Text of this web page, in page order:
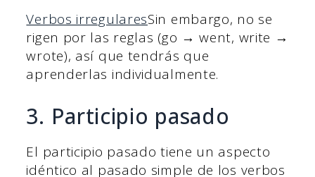
Verbos irregularesSin embargo, no se
rigen por las reglas (go → went, write →
wrote), así que tendrás que
aprenderlas individualmente.
3. Participio pasado
El participio pasado tiene un aspecto
idéntico al pasado simple de los verbos